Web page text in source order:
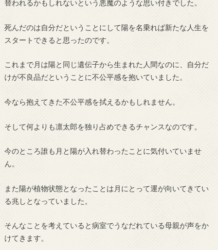
替われるかもしれないという悪魔のような思い付きでした。
死んだのは自分だということにして陽を名乗れば新たな人生を
スタートできると思ったのです。
これまで月は陽と同じ遺伝子から生まれた人間なのに、自分だ
けが不良品だということに不公平感を抱いていました。
今なら抱えてきた不公平感を拭えるかもしれません。
そして何よりも凛太郎を独り占めできるチャンスなのです。
今のところ誰も月と陽が入れ替わったことに気付いていませ
ん。
また陽が植物状態となったことは月にとって運が向いてきてい
る兆しとなっていました。
そんなことを考えていると病室でうなだれている母親が声をか
けてきます。